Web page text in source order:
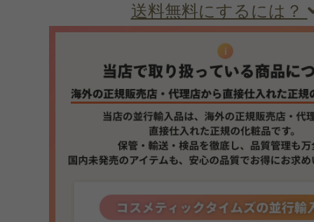
送料無料にするには？